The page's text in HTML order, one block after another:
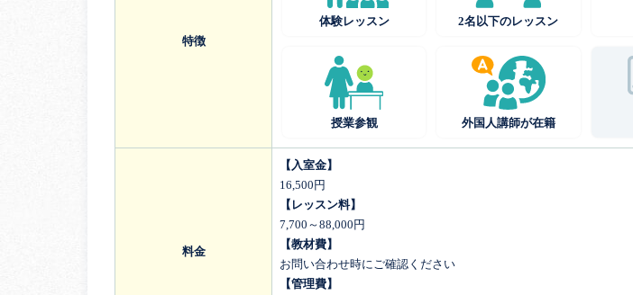
特徴
体験レッスン 2名以下のレッスン
授業参観 外国人講師が在籍
料金
【入室金】
16,500円
【レッスン料】
7,700～88,000円
【教材費】
お問い合わせ時にご確認ください
【管理費】